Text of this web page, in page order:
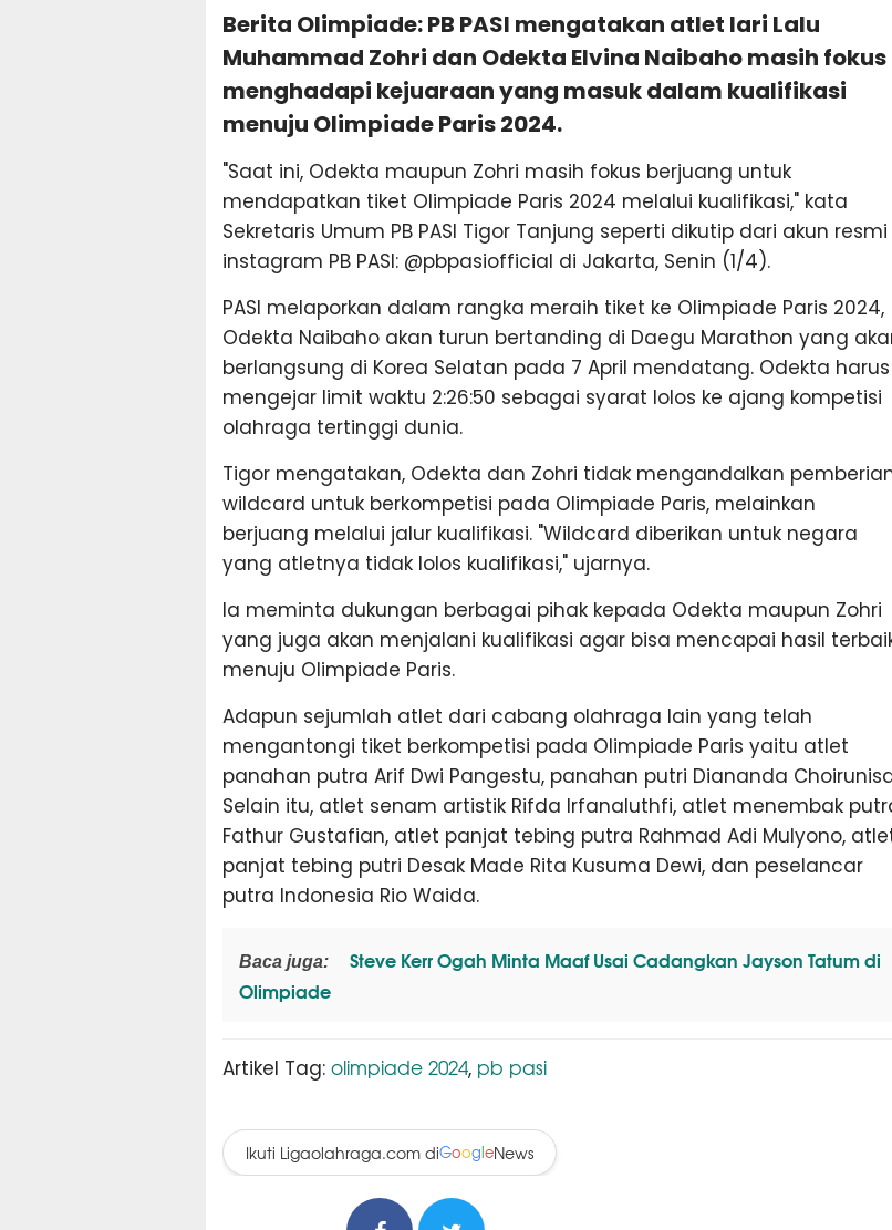
Berita Olimpiade: PB PASI mengatakan atlet lari Lalu
Muhammad Zohri dan Odekta Elvina Naibaho masih fokus
menghadapi kejuaraan yang masuk dalam kualifikasi
menuju Olimpiade Paris 2024.
"Saat ini, Odekta maupun Zohri masih fokus berjuang untuk
mendapatkan tiket Olimpiade Paris 2024 melalui kualifikasi," kata
Sekretaris Umum PB PASI Tigor Tanjung seperti dikutip dari akun resmi
instagram PB PASI: @pbpasiofficial di Jakarta, Senin (1/4).
PASI melaporkan dalam rangka meraih tiket ke Olimpiade Paris 2024,
Odekta Naibaho akan turun bertanding di Daegu Marathon yang
berlangsung di Korea Selatan pada 7 April mendatang. Odekta harus
mengejar limit waktu 2:26:50 sebagai syarat lolos ke ajang kompetisi
olahraga tertinggi dunia.
Tigor mengatakan, Odekta dan Zohri tidak mengandalkan
wildcard untuk berkompetisi pada Olimpiade Paris, melainkan
berjuang melalui jalur kualifikasi. "Wildcard diberikan untuk negara
yang atletnya tidak lolos kualifikasi," ujarnya.
Ia meminta dukungan berbagai pihak kepada Odekta maupun Zohri
yang juga akan menjalani kualifikasi agar bisa mencapai hasil
menuju Olimpiade Paris.
Adapun sejumlah atlet dari cabang olahraga lain yang telah
mengantongi tiket berkompetisi pada Olimpiade Paris yaitu atlet
panahan putra Arif Dwi Pangestu, panahan putri Diananda
Selain itu, atlet senam artistik Rifda Irfanaluthfi, atlet menembak
Fathur Gustafian, atlet panjat tebing putra Rahmad Adi Mulyono,
panjat tebing putri Desak Made Rita Kusuma Dewi, dan peselancar
putra Indonesia Rio Waida.
Baca juga:
Steve Kerr Ogah Minta Maaf Usai Cadangkan Jayson Tatum di
Olimpiade
Artikel Tag: olimpiade 2024, pb pasi
Ikuti Ligaolahraga.com diGoogleNews